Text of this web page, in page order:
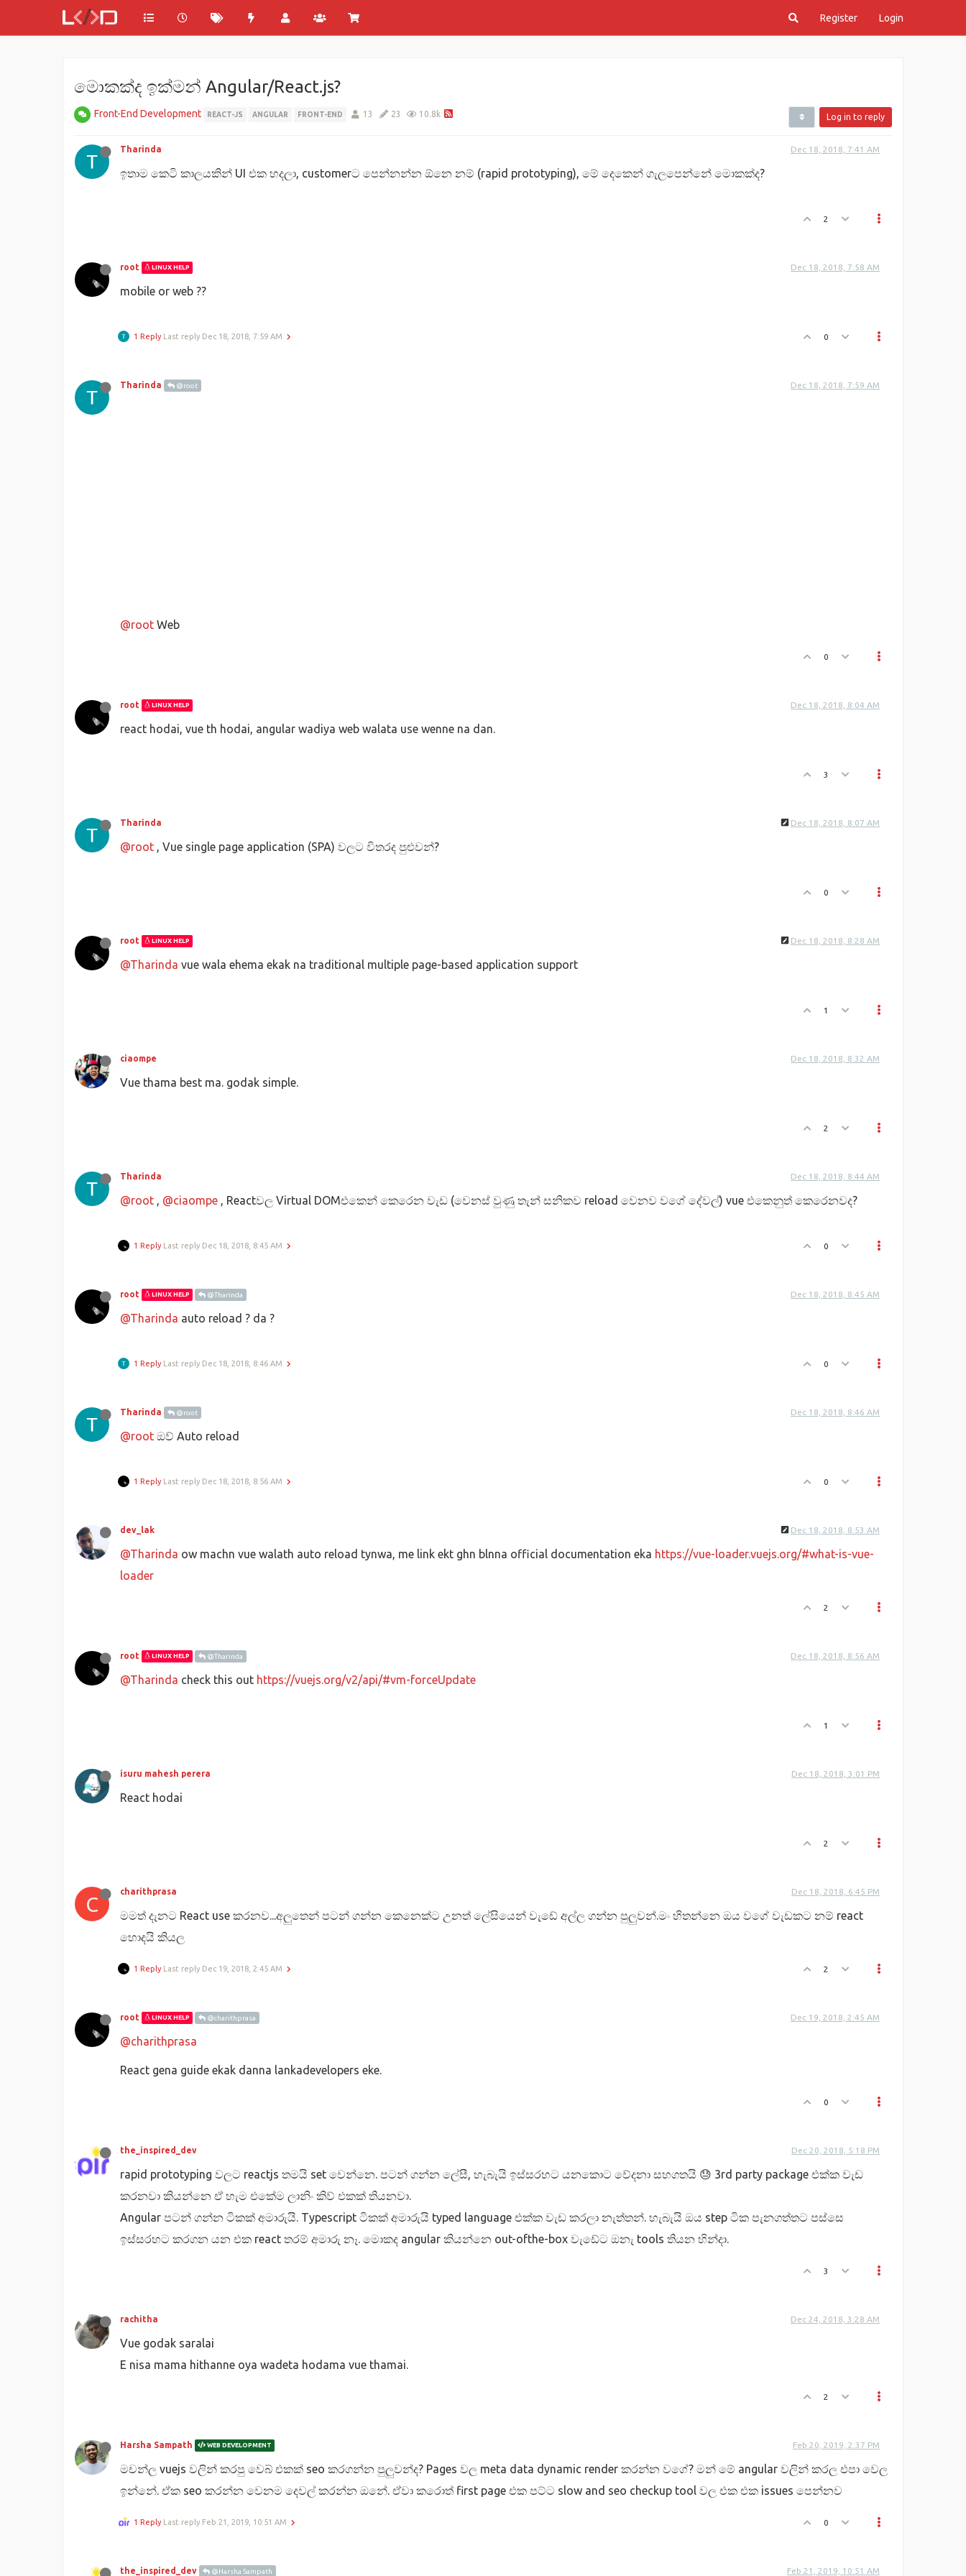
Register Login
මොකක්ද ඉක්මන් Angular/React.js?
Front-End Development REACT-JS ANGULAR FRONT-END 13 23 10.8k Log in to reply
Tharinda Dec 18, 2018, 7:41 AM
ඉතාම කෙටි කාලයකින් UI එක හදලා, customerට පෙන්නන්න ඕනෙ නම් (rapid prototyping), මේ දෙකෙන් ගැලපෙන්නේ මොකක්ද?
2
root LINUX HELP Dec 18, 2018, 7:58 AM
mobile or web ??
1 Reply Last reply Dec 18, 2018, 7:59 AM 0
Tharinda @root Dec 18, 2018, 7:59 AM
@root Web
0
root LINUX HELP Dec 18, 2018, 8:04 AM
react hodai, vue th hodai, angular wadiya web walata use wenne na dan.
3
Tharinda Dec 18, 2018, 8:07 AM
@root , Vue single page application (SPA) වලට විතරද පුළුවන්?
0
root LINUX HELP Dec 18, 2018, 8:28 AM
@Tharinda vue wala ehema ekak na traditional multiple page-based application support
1
ciaompe Dec 18, 2018, 8:32 AM
Vue thama best ma. godak simple.
2
Tharinda Dec 18, 2018, 8:44 AM
@root , @ciaompe , Reactවල Virtual DOMඑකෙන් කෙරෙන වැඩ (වෙනස් වුණු තැන් සනිකව reload වෙනව වගේ දේවල්) vue එකෙනුත් කෙරෙනවද?
1 Reply Last reply Dec 18, 2018, 8:45 AM 0
root LINUX HELP @Tharinda Dec 18, 2018, 8:45 AM
@Tharinda auto reload ? da ?
1 Reply Last reply Dec 18, 2018, 8:46 AM 0
Tharinda @root Dec 18, 2018, 8:46 AM
@root ඔව් Auto reload
1 Reply Last reply Dec 18, 2018, 8:56 AM 0
dev_lak Dec 18, 2018, 8:53 AM
@Tharinda ow machn vue walath auto reload tynwa, me link ekt ghn blnna official documentation eka https://vue-loader.vuejs.org/#what-is-vue-
loader
2
root LINUX HELP @Tharinda Dec 18, 2018, 8:56 AM
@Tharinda check this out https://vuejs.org/v2/api/#vm-forceUpdate
1
isuru mahesh perera Dec 18, 2018, 3:01 PM
React hodai
2
C
charithprasa Dec 18, 2018, 6:45 PM
මමත් දැනට React use කරනව...අලුතෙන් පටන් ගන්න කෙනෙක්ට උනත් ලේසියෙන් වැඩේ අල්ල ගන්න පුලුවන්.මං හිතන්නෙ ඔය වගේ වැඩකට නම් react
හොදයි කියල
1 Reply Last reply Dec 19, 2018, 2:45 AM 2
root LINUX HELP @charithprasa Dec 19, 2018, 2:45 AM
@charithprasa
React gena guide ekak danna lankadevelopers eke.
0
the_inspired_dev Dec 20, 2018, 5:18 PM
rapid prototyping වලට reactjs තමයි set වෙන්නෙ. පටන් ගන්න ලේසී, හැබැයි ඉස්සරහට යනකොට වේදනා සහගතයි 😓 3rd party package එක්ක වැඩ
කරනවා කියන්නෙ ඒ හැම එකේම ලානිං කිව් එකක් තියනවා.
Angular පටන් ගන්න ටිකක් අමාරුයි. Typescript ටිකක් අමාරුයි typed language එක්ක වැඩ කරලා නැත්තන්. හැබැයි ඔය step ටික පැනගත්තට පස්සෙ
ඉස්සරහට කරගන යන එක react තරම් අමාරු නෑ. මොකද angular කියන්නෙ out-ofthe-box වැඩේට ඔනැ tools තියන හින්දා.
3
rachitha Dec 24, 2018, 3:28 AM
Vue godak saralai
E nisa mama hithanne oya wadeta hodama vue thamai.
2
Harsha Sampath WEB DEVELOPMENT Feb 20, 2019, 2:37 PM
මචන්ල vuejs වලින් කරපු වෙබ් එකක් seo කරගන්න පුලුවන්ද? Pages වල meta data dynamic render කරන්න වගේ? මන් මේ angular වලින් කරල එපා වෙල
ඉන්නේ. ඒක seo කරන්න වෙනම දෙවල් කරන්න ඔනේ. ඒවා කරොත් first page එක පට්ට slow and seo checkup tool වල එක එක issues පෙන්නව
1 Reply Last reply Feb 21, 2019, 10:51 AM 0
the_inspired_dev @Harsha Sampath Feb 21, 2019, 10:51 AM